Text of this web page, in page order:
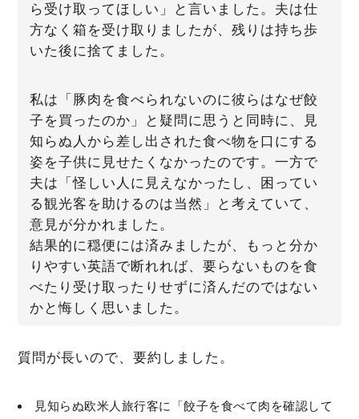
ら受け取ってほしい」と言いました。夫は仕
方なく箱を受け取りましたが、残りは持ち歩
いた後に捨てました。
私は「豚肉を食べられないのに彼らはなぜ餃
子を買ったのか」と疑問に思うと同時に、見
知らぬ人から差し出された食べ物を口にする
姿を子供に見せたくなかったのです。一方で
夫は「怪しい人に見えなかったし、困ってい
る観光客を助けるのは当然」と考えていて、
意見が分かれました。
結果的に穏便には済みましたが、もっと分か
りやすい英語で断れれば、要らないものを食
べたり受け取ったりせずに済んだのではない
かと悔しく思いました。
質問が長いので、要約しました。
見知らぬ欧米人旅行客に「餃子を食べて肉を確認して